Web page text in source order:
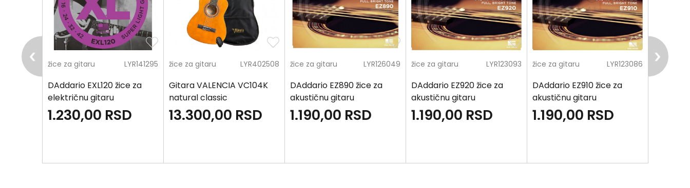
LYR121266 žice za gitaru LYR141295
DAddario EXL120 žice za
električnu gitaru
1.230,00 RSD
žice za gitaru LYR402508
Gitara VALENCIA VC104K
natural classic
13.300,00 RSD
žice za gitaru LYR126049
DAddario EZ890 žice za
akustičnu gitaru
1.190,00 RSD
žice za gitaru LYR123093
DAddario EZ920 žice za
akustičnu gitaru
1.190,00 RSD
žice za gitaru LYR123086
DAddario EZ910 žice za
akustičnu gitaru
1.190,00 RSD
žice za